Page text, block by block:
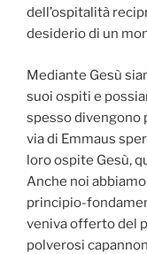
dell’ospitalità
desiderio di un
Mediante Gesù
suoi ospiti e
spesso divengono
via di Emmaus
loro ospite Gesù,
Anche noi
principio-
veniva offerto del
polverosi